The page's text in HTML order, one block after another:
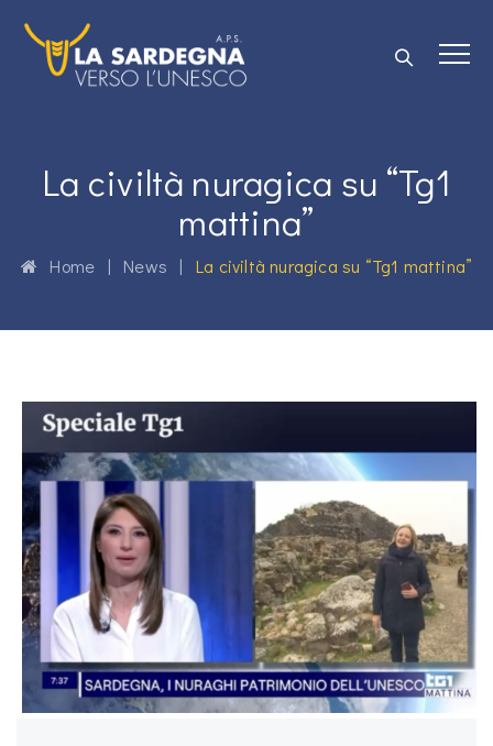
La civiltà nuragica su “Tg1
mattina”
Home | News | La civiltà nuragica su “Tg1 mattina”